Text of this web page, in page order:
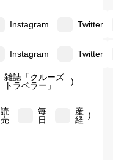
Instagram Twitter
Instagram Twitter
雑誌「クルーズ
トラベラー」
)
読
売
毎
日
産
経 )